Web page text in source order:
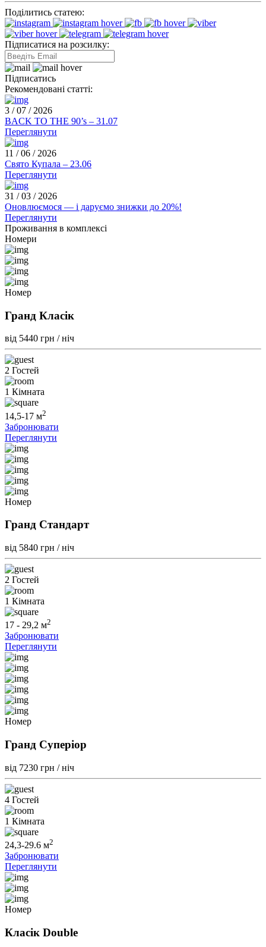
Поділитись статею:
Підписатися на розсилку:
Підписатись
Рекомендовані статті:
3 / 07 / 2026
BACK TO THE 90’s – 31.07
Переглянути
11 / 06 / 2026
Свято Купала – 23.06
Переглянути
31 / 03 / 2026
Оновлюємося — і даруємо знижки до 20%!
Переглянути
Проживання в комплексі
Номери
Номер
Гранд Класік
від 5440 грн / ніч
2 Гостей
1 Кімната
14,5-17 м2
Забронювати
Переглянути
Номер
Гранд Стандарт
від 5840 грн / ніч
2 Гостей
1 Кімната
17 - 29,2 м2
Забронювати
Переглянути
Номер
Гранд Суперіор
від 7230 грн / ніч
4 Гостей
1 Кімната
24,3-29.6 м2
Забронювати
Переглянути
Номер
Класік Double